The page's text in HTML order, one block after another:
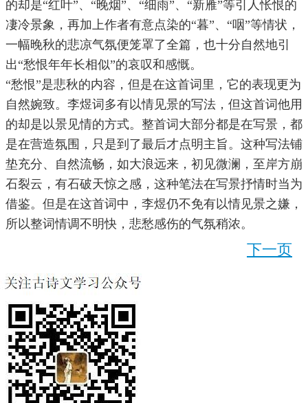
的却是“红叶”、“晚烟”、“细雨”、“新雁”等引人怅恨的
凄冷景象，再加上作者有意点染的“暮”、“咽”等情状，
一幅晚秋的悲凉气氛便笼罩了全篇，也十分自然地引
出“愁恨年年长相似”的哀叹和感慨。
“愁恨”是悲秋的内容，但是在这首词里，它的表现更为
自然婉致。李煜词多有以情见景的写法，但这首词他用
的却是以景见情的方式。整首词大部分都是在写景，都
是在营造氛围，只是到了最后才点明主旨。这种写法铺
垫充分、自然流畅，如大浪远来，初见微澜，至岸方崩
石裂云，有石破天惊之感，这种笔法在写景抒情时当为
借鉴。但是在这首词中，李煜仍不免有以情见景之嫌，
所以整词情调不明快，悲愁感伤的气氛稍浓。
下一页